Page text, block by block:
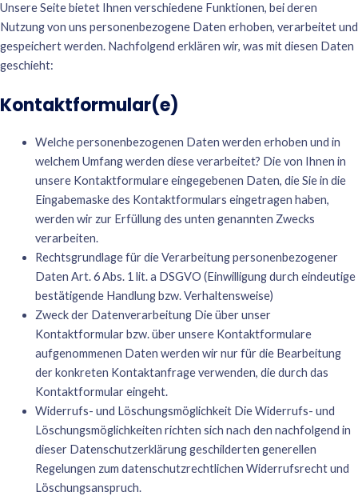
Unsere Seite bietet Ihnen verschiedene Funktionen, bei deren
Nutzung von uns personenbezogene Daten erhoben, verarbeitet und
gespeichert werden. Nachfolgend erklären wir, was mit diesen Daten
geschieht:
Kontaktformular(e)
Welche personenbezogenen Daten werden erhoben und in
welchem Umfang werden diese verarbeitet? Die von Ihnen in
unsere Kontaktformulare eingegebenen Daten, die Sie in die
Eingabemaske des Kontaktformulars eingetragen haben,
werden wir zur Erfüllung des unten genannten Zwecks
verarbeiten.
Rechtsgrundlage für die Verarbeitung personenbezogener
Daten Art. 6 Abs. 1 lit. a DSGVO (Einwilligung durch eindeutige
bestätigende Handlung bzw. Verhaltensweise)
Zweck der Datenverarbeitung Die über unser
Kontaktformular bzw. über unsere Kontaktformulare
aufgenommenen Daten werden wir nur für die Bearbeitung
der konkreten Kontaktanfrage verwenden, die durch das
Kontaktformular eingeht.
Widerrufs- und Löschungsmöglichkeit Die Widerrufs- und
Löschungsmöglichkeiten richten sich nach den nachfolgend in
dieser Datenschutzerklärung geschilderten generellen
Regelungen zum datenschutzrechtlichen Widerrufsrecht und
Löschungsanspruch.